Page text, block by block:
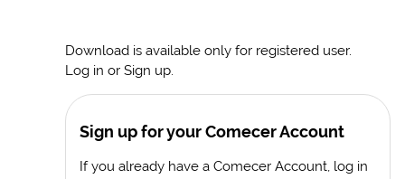
Download is available only for registered user.
Log in or Sign up.
Sign up for your Comecer Account
If you already have a Comecer Account, log in